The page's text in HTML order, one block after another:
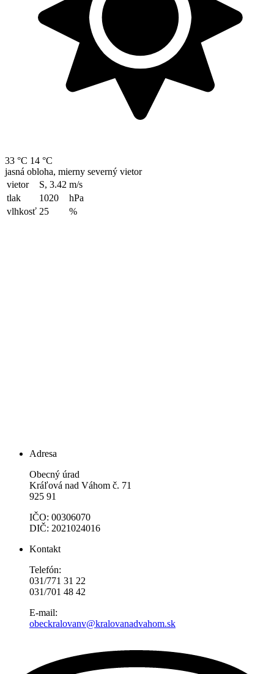
33 °C 14 °C
jasná obloha, mierny severný vietor
vietor
S, 3.42 m/s
tlak
1020
hPa
vlhkosť 25 %
Adresa
Obecný úrad
Kráľová nad Váhom č. 71
925 91
IČO: 00306070
DIČ: 2021024016
Kontakt
Telefón:
031/771 31 22
031/701 48 42
E-mail:
obeckralovanv@kralovanadvahom.sk